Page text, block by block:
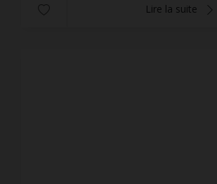
Lire la suite